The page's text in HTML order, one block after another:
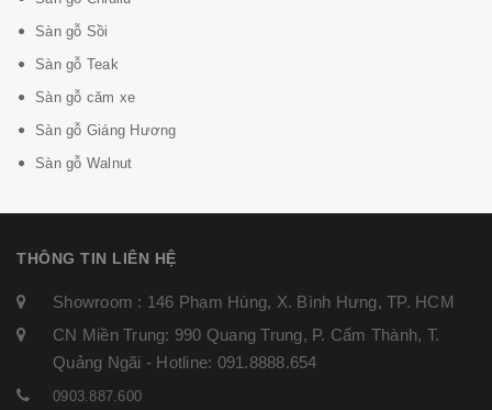
Sàn gỗ Sồi
Sàn gỗ Teak
Sàn gỗ căm xe
Sàn gỗ Giáng Hương
Sàn gỗ Walnut
THÔNG TIN LIÊN HỆ
Showroom : 146 Phạm Hùng, X. Bình Hưng, TP. HCM
CN Miền Trung: 990 Quang Trung, P. Cẩm Thành, T.
Quảng Ngãi - Hotline: 091.8888.654
0903.887.600